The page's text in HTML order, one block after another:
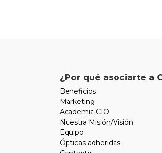
¿Por qué asociarte a
Beneficios
Marketing
Academia CIO
Nuestra Misión/Visión
Equipo
Ópticas adheridas